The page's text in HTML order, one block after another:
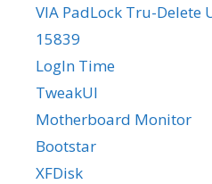
VIA PadLock Tru-Delete
15839
LogIn Time
TweakUI
Motherboard Monitor
Bootstar
XFDisk